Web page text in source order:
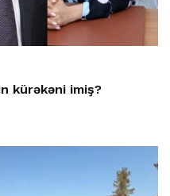
kürəkəni imiş?